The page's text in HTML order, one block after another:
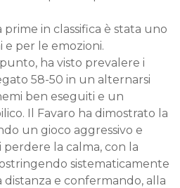
in classifica è stata uno
per le emozioni.
ha visto prevalere i
58-50 in un alternarsi
ben eseguiti e un
Il Favaro ha dimostrato la
un gioco aggressivo e
la calma, con la
sistematicamente
distanza e confermando, alla